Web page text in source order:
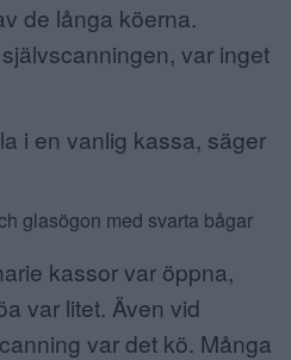
de långa köerna.
var inget
i en vanlig kassa, säger
kassor var öppna,
var litet. Även vid
var det kö. Många